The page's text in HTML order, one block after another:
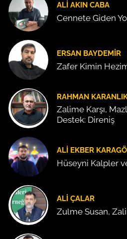
ALI AKIN CABA
Cennete Giden
ERSAN BAYDEMIR
Zafer Kimin
RAHMAN
Zalime Karşı,
Destek: Direniş
ALI EKBER
Hüseyni Kalpler
ALI ÇALAR
Zulme Susan,